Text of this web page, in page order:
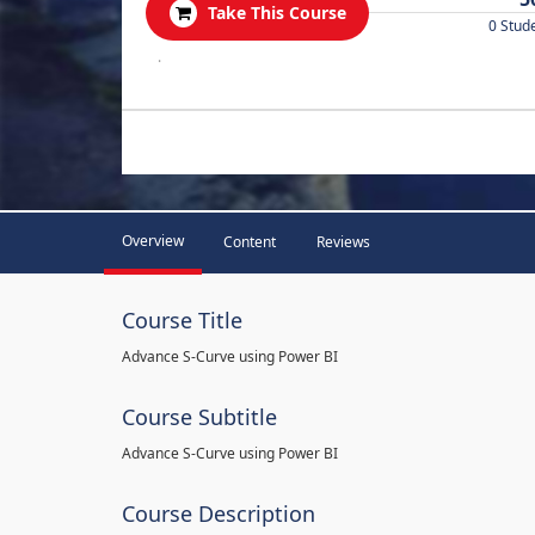
Take This Course
0
.
Overview Content Reviews
Course Title
Advance S-Curve using Power BI
Course Subtitle
Advance S-Curve using Power BI
Course Description